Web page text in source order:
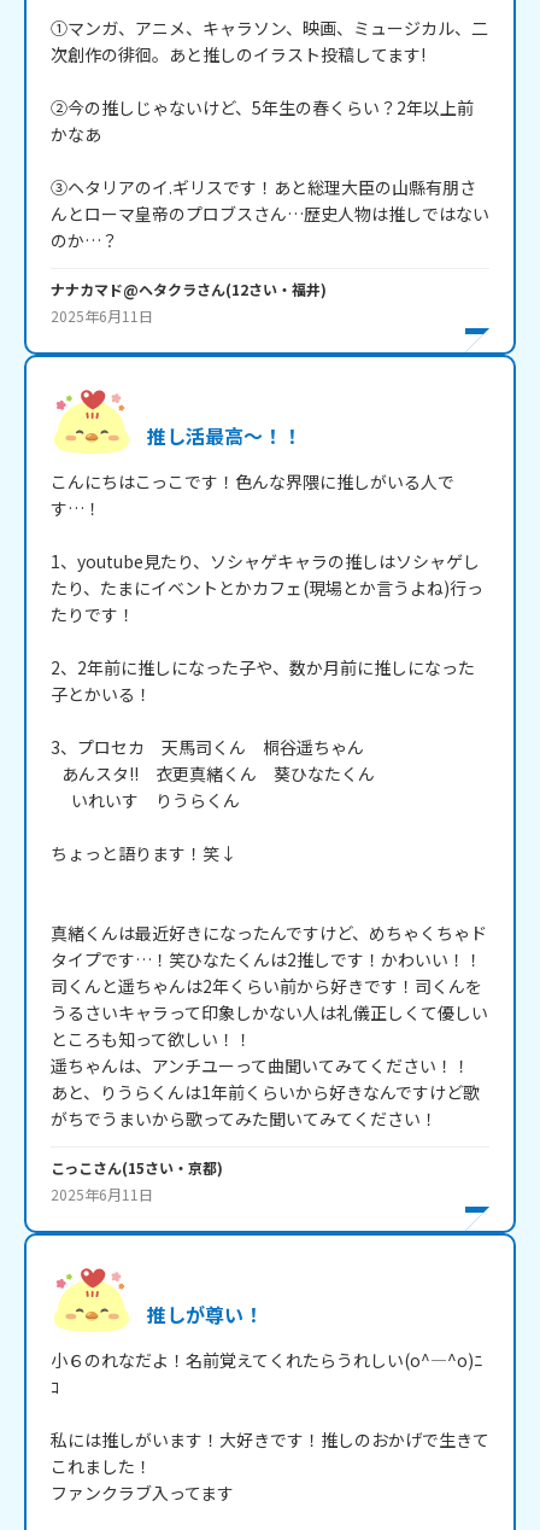
①マンガ、アニメ、キャラソン、映画、ミュージカル、二
次創作の徘徊。あと推しのイラスト投稿してます!
②今の推しじゃないけど、5年生の春くらい？2年以上前
かなあ
③ヘタリアのイ.ギリスです！あと総理大臣の山縣有朋さ
んとローマ皇帝のプロブスさん…歴史人物は推しではない
ナナカマド@ヘタクラさん(12さい・ 福井)
2025年6月11日
推し活最高～！！
こんにちはこっこです！色んな界隈に推しがいる人で
す…！
1、youtube見たり、ソシャゲキャラの推しはソシャゲし
たり、たまにイベントとかカフェ(現場とか言うよね)行っ
たりです！
2、2年前に推しになった子や、数か月前に推しになった
子とかいる！
3、プロセカ　天馬司くん　桐谷遥ちゃん
いれいす　りうらくん
ちょっと語ります！笑↓
真緒くんは最近好きになったんですけど、めちゃくちゃド
タイプです…！笑ひなたくんは2推しです！かわいい！！
司くんと遥ちゃんは2年くらい前から好きです！司くんを
うるさいキャラって印象しかない人は礼儀正しくて優しい
ところも知って欲しい！！
遥ちゃんは、アンチユーって曲聞いてみてください！！
あと、りうらくんは1年前くらいから好きなんですけど歌
がちでうまいから歌ってみた聞いてみてください！
こっこさん(15さい・ 京都)
2025年6月11日
推しが尊い！
小６のれなだよ！名前覚えてくれたらうれしい(o^―^o)ﾆ
ｺ
私には推しがいます！大好きです！推しのおかげで生きて
これました！
ファンクラブ入ってます